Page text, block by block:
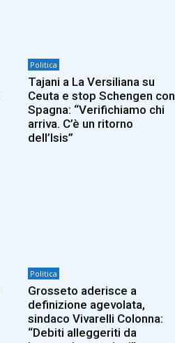
Politica
Tajani a La Versiliana su
Ceuta e stop Schengen con
Spagna: “Verifichiamo chi
arriva. C’è un ritorno
dell’Isis”
Politica
Grosseto aderisce a
definizione agevolata,
sindaco Vivarelli Colonna:
“Debiti alleggeriti da